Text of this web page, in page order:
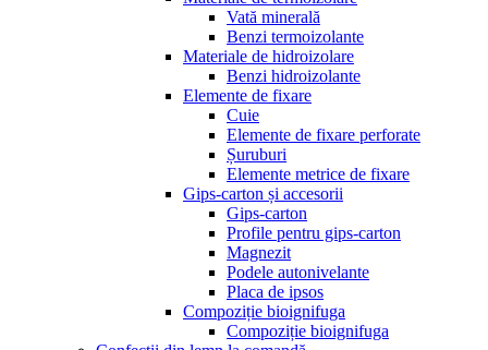
Vată minerală
Benzi termoizolante
Materiale de hidroizolare
Benzi hidroizolante
Elemente de fixare
Cuie
Elemente de fixare perforate
Șuruburi
Elemente metrice de fixare
Gips-carton și accesorii
Gips-carton
Profile pentru gips-carton
Magnezit
Podele autonivelante
Placa de ipsos
Compoziție bioignifuga
Compoziție bioignifuga